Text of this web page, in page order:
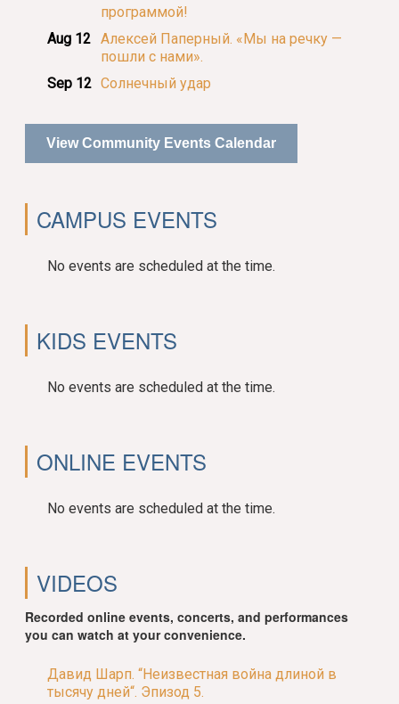
программой!
Aug 12 Алексей Паперный. «Мы на речку —
пошли с нами».
Sep 12 Солнечный удар
View Community Events Calendar
CAMPUS EVENTS
No events are scheduled at the time.
KIDS EVENTS
No events are scheduled at the time.
ONLINE EVENTS
No events are scheduled at the time.
VIDEOS
Recorded online events, concerts, and performances
you can watch at your convenience.
Давид Шарп. “Неизвестная война длиной в
тысячу дней“. Эпизод 5.